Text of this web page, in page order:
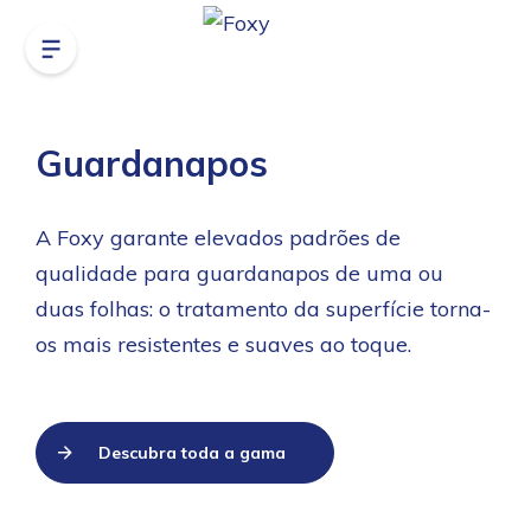
Guardanapos
A Foxy garante elevados padrões de
qualidade para guardanapos de uma ou
duas folhas: o tratamento da superfície torna-
os mais resistentes e suaves ao toque.
Descubra toda a gama